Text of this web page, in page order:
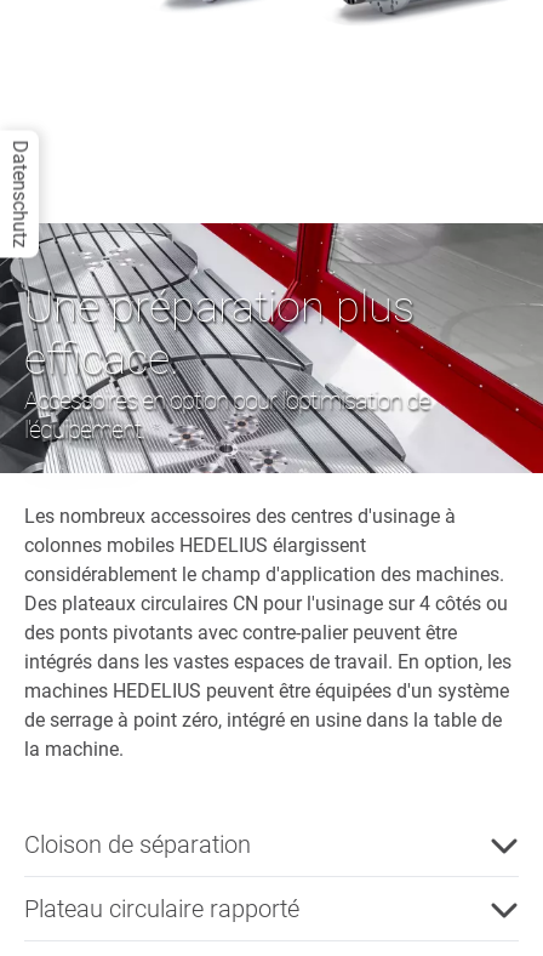
Une préparation plus
efficace.
Accessoires en option pour l'optimisation de
l'équipement.
Les nombreux accessoires des centres d'usinage à
colonnes mobiles HEDELIUS élargissent
considérablement le champ d'application des machines.
Des plateaux circulaires CN pour l'usinage sur 4 côtés ou
des ponts pivotants avec contre-palier peuvent être
intégrés dans les vastes espaces de travail. En option, les
machines HEDELIUS peuvent être équipées d'un système
de serrage à point zéro, intégré en usine dans la table de
la machine.
Cloison de séparation
Plateau circulaire rapporté
Datenschutz